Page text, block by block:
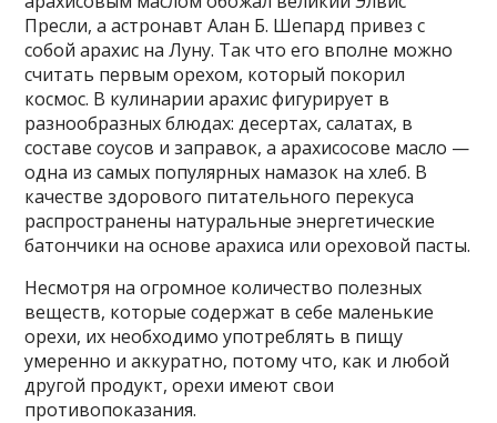
Пресли, а астронавт Алан Б. Шепард привез с
собой арахис на Луну. Так что его вполне можно
считать первым орехом, который покорил
космос. В кулинарии арахис фигурирует в
разнообразных блюдах: десертах, салатах, в
составе соусов и заправок, а арахисосове масло —
одна из самых популярных намазок на хлеб. В
качестве здорового питательного перекуса
распространены натуральные энергетические
батончики на основе арахиса или ореховой пасты.
Несмотря на огромное количество полезных
веществ, которые содержат в себе маленькие
орехи, их необходимо употреблять в пищу
умеренно и аккуратно, потому что, как и любой
другой продукт, орехи имеют свои
противопоказания.